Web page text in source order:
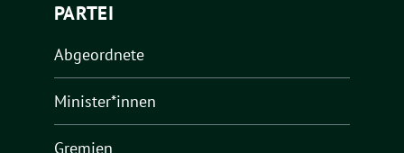
PARTEI
Abgeordnete
Minister*innen
Gremien